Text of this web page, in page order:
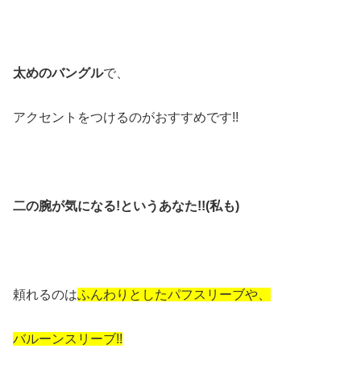
太めのバングルで、
アクセントをつけるのがおすすめです!!
二の腕が気になる!というあなた!!(私も)
頼れるのはふんわりとしたパフスリーブや、
バルーンスリーブ!!